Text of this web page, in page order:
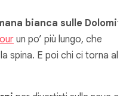
bianca sulle
un po’ più lungo, che
spina. E poi chi ci torna al